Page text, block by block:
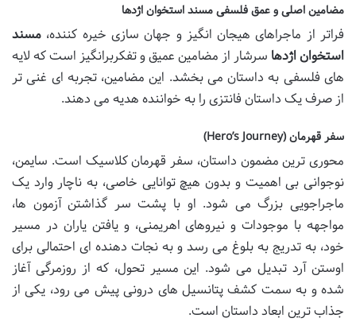
مضامین اصلی و عمق فلسفی مسند استخوان اژدها
فراتر از ماجراهای هیجان انگیز و جهان سازی خیره کننده، مسند
استخوان اژدها سرشار از مضامین عمیق و تفکربرانگیز است که لایه
های فلسفی به داستان می بخشد. این مضامین، تجربه ای غنی تر
از صرف یک داستان فانتزی را به خواننده هدیه می دهند.
سفر قهرمان (Hero’s Journey)
محوری ترین مضمون داستان، سفر قهرمان کلاسیک است. سایمن،
نوجوانی بی اهمیت و بدون هیچ توانایی خاصی، به ناچار وارد یک
ماجراجویی بزرگ می شود. او با پشت سر گذاشتن آزمون ها،
مواجهه با موجودات و نیروهای اهریمنی، و یافتن یاران در مسیر
خود، به تدریج به بلوغ می رسد و به نجات دهنده ای احتمالی برای
اوستن آرد تبدیل می شود. این مسیر تحول، که از روزمرگی آغاز
شده و به سمت کشف پتانسیل های درونی پیش می رود، یکی از
جذاب ترین ابعاد داستان است.